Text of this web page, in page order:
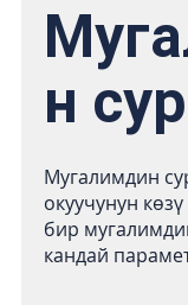
н
Мугалимдин
окуучунун
бир
кандай